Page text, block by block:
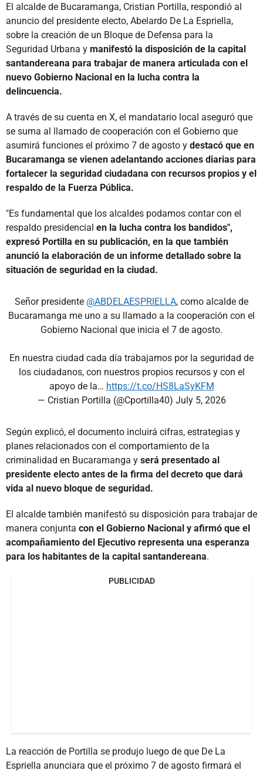
El alcalde de Bucaramanga, Cristian Portilla, respondió al
anuncio del presidente electo, Abelardo De La Espriella,
sobre la creación de un Bloque de Defensa para la
Seguridad Urbana y manifestó la disposición de la capital
santandereana para trabajar de manera articulada con el
nuevo Gobierno Nacional en la lucha contra la
delincuencia.
A través de su cuenta en X, el mandatario local aseguró que
se suma al llamado de cooperación con el Gobierno que
asumirá funciones el próximo 7 de agosto y destacó que en
Bucaramanga se vienen adelantando acciones diarias para
fortalecer la seguridad ciudadana con recursos propios y el
respaldo de la Fuerza Pública.
"Es fundamental que los alcaldes podamos contar con el
respaldo presidencial en la lucha contra los bandidos",
expresó Portilla en su publicación, en la que también
anunció la elaboración de un informe detallado sobre la
situación de seguridad en la ciudad.
Señor presidente @ABDELAESPRIELLA, como alcalde de
Bucaramanga me uno a su llamado a la cooperación con el
Gobierno Nacional que inicia el 7 de agosto.
En nuestra ciudad cada día trabajamos por la seguridad de
los ciudadanos, con nuestros propios recursos y con el
apoyo de la… https://t.co/HS8LaSyKFM
— Cristian Portilla (@Cportilla40) July 5, 2026
Según explicó, el documento incluirá cifras, estrategias y
planes relacionados con el comportamiento de la
criminalidad en Bucaramanga y será presentado al
presidente electo antes de la firma del decreto que dará
vida al nuevo bloque de seguridad.
El alcalde también manifestó su disposición para trabajar de
manera conjunta con el Gobierno Nacional y afirmó que el
acompañamiento del Ejecutivo representa una esperanza
para los habitantes de la capital santandereana.
PUBLICIDAD
La reacción de Portilla se produjo luego de que De La
Espriella anunciara que el próximo 7 de agosto firmará el